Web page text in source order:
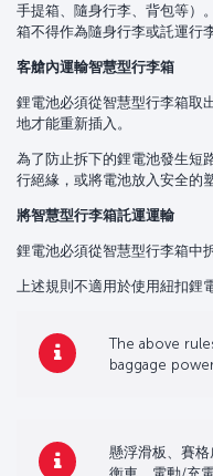
手提箱、隨身行李、背包等）
箱不得作為隨身行李或託運行
客艙內運輸智慧型行李箱
鋰電池必須從智慧型行李箱取
地才能重新插入。
為了防止拆下的鋰電池發生短
行絕緣，或將電池放入安全的
將智慧型行李箱託運運輸
鋰電池必須從智慧型行李箱中
上述規則不適用於使用紐扣鋰
The above
baggage
懸浮滑板、賽
衡車、電動/充